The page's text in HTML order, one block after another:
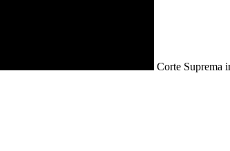
Corte Suprema